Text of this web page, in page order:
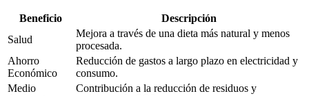
Beneficio
Descripción
Salud
Mejora a través de una dieta más natural y menos
procesada.
Ahorro
Económico
Reducción de gastos a largo plazo en electricidad y
consumo.
Medio
Contribución a la reducción de residuos y